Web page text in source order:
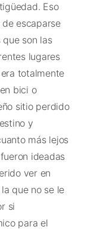
Eso
escaparse
son las
lugares
totalmente
bici o
sitio perdido
y
más lejos
ideadas
ver en
que no se le
si
para el